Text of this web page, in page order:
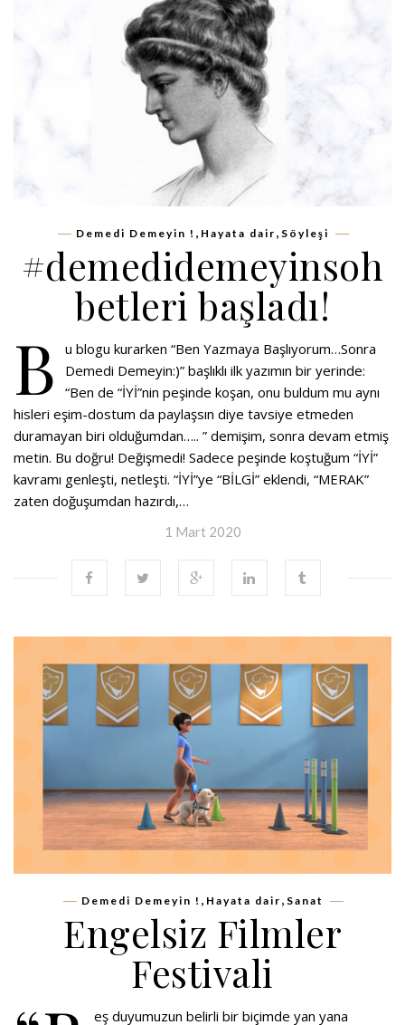
Demedi Demeyin ! , Hayata dair , Söyleşi
#demedidemeyinsoh
betleri başladı!
B
u blogu kurarken “Ben Yazmaya Başlıyorum…Sonra
Demedi Demeyin:)” başlıklı ilk yazımın bir yerinde:
“Ben de “İYİ”nin peşinde koşan, onu buldum mu aynı
hisleri eşim-dostum da paylaşsın diye tavsiye etmeden
duramayan biri olduğumdan….. ” demişim, sonra devam etmiş
metin. Bu doğru! Değişmedi! Sadece peşinde koştuğum “İYİ”
kavramı genleşti, netleşti. “İYİ”ye “BİLGİ” eklendi, “MERAK”
zaten doğuşumdan hazırdı,…
1 Mart 2020
Demedi Demeyin ! Hayata dair Sanat
Engelsiz Filmler
Festivali
eş duyumuzun belirli bir biçimde yan yana